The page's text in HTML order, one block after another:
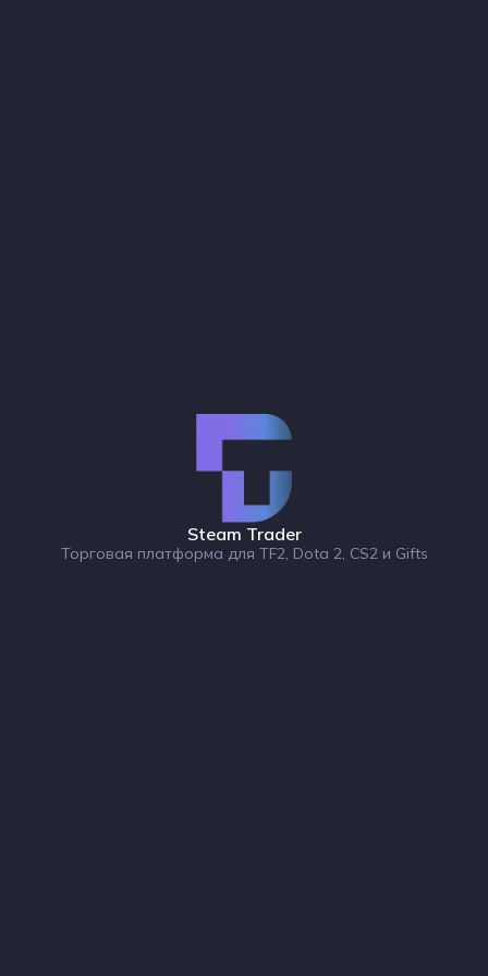
Steam Trader
Торговая платформа для TF2, Dota 2, CS2 и Gifts